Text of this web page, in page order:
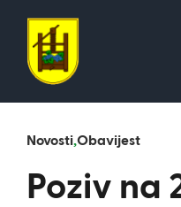
content
Novosti,Obavijest
Poziv na